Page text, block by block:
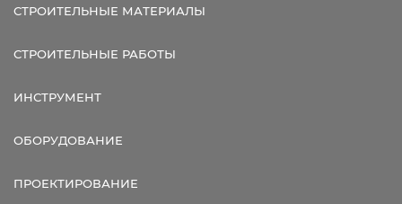
СТРОИТЕЛЬНЫЕ МАТЕРИАЛЫ
СТРОИТЕЛЬНЫЕ РАБОТЫ
ИНСТРУМЕНТ
ОБОРУДОВАНИЕ
ПРОЕКТИРОВАНИЕ